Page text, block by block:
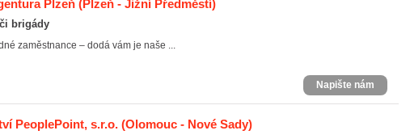
Plzeň (Plzeň - Jižní Předměstí)
brigády
zaměstnance – dodá vám je naše ...
Napište nám
PeoplePoint, s.r.o. (Olomouc - Nové Sady)